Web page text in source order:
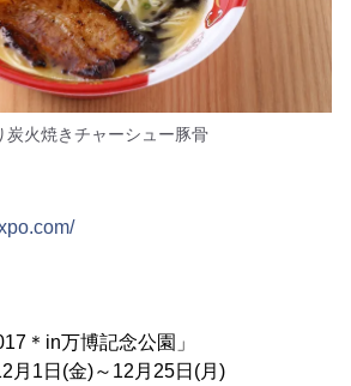
炭火焼きチャーシュー豚骨
＊in万博記念公園」
日(金)～12月25日(月)